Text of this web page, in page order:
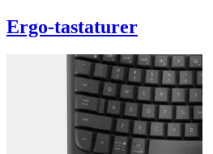
Ergo-tastaturer